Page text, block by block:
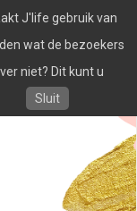
J'life gebruik van
wat de bezoekers
niet? Dit kunt u
Sluit